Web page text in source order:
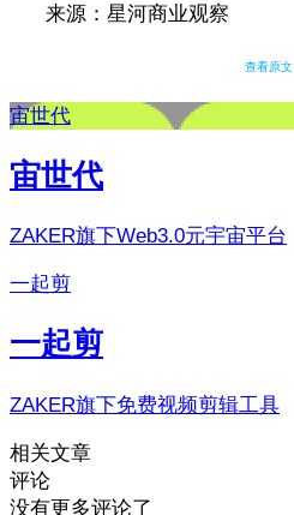
来源：星河商业观察
查看原文
宙世代
宙世代
ZAKER旗下Web3.0元宇宙平台
一起剪
一起剪
ZAKER旗下免费视频剪辑工具
相关文章
评论
没有更多评论了